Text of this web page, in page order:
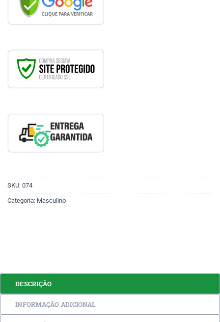
SKU: 074
Categoria: Masculino
DESCRIÇÃO
INFORMAÇÃO ADICIONAL